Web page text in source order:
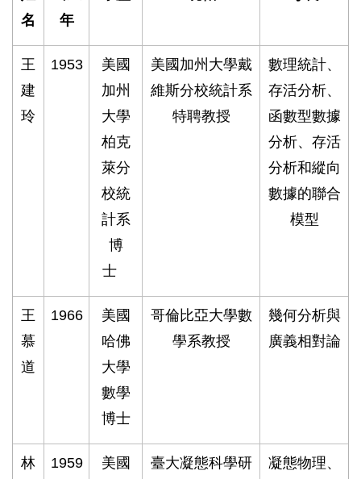
名
年
王
建
玲
1953
美國
加州
大學
柏克
萊分
校統
計系
博
士
美國加州大學戴
維斯分校統計系
特聘教授
數理統計、
存活分析、
函數型數據
分析、存活
分析和縱向
數據的聯合
模型
王
慕
道
1966
美國
哈佛
大學
數學
博士
哥倫比亞大學數
學系教授
幾何分析與
廣義相對論
林
1959
美國
臺大凝態科學研
凝態物理、